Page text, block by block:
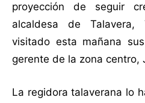
proyección de seguir
alcaldesa de
visitado esta mañana
gerente de la zona centro,
La regidora talaverana lo